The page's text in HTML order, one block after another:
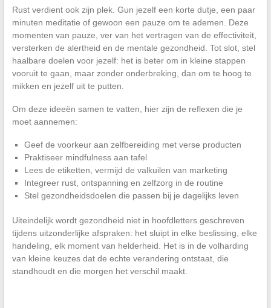
Rust verdient ook zijn plek. Gun jezelf een korte dutje, een paar
minuten meditatie of gewoon een pauze om te ademen. Deze
momenten van pauze, ver van het vertragen van de effectiviteit,
versterken de alertheid en de mentale gezondheid. Tot slot, stel
haalbare doelen voor jezelf: het is beter om in kleine stappen
vooruit te gaan, maar zonder onderbreking, dan om te hoog te
mikken en jezelf uit te putten.
Om deze ideeën samen te vatten, hier zijn de reflexen die je
moet aannemen:
Geef de voorkeur aan zelfbereiding met verse producten
Praktiseer mindfulness aan tafel
Lees de etiketten, vermijd de valkuilen van marketing
Integreer rust, ontspanning en zelfzorg in de routine
Stel gezondheidsdoelen die passen bij je dagelijks leven
Uiteindelijk wordt gezondheid niet in hoofdletters geschreven
tijdens uitzonderlijke afspraken: het sluipt in elke beslissing, elke
handeling, elk moment van helderheid. Het is in de volharding
van kleine keuzes dat de echte verandering ontstaat, die
standhoudt en die morgen het verschil maakt.